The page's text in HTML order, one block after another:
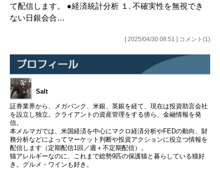
て配信します。 ●経済統計分析 １. 不確実性を無視でき
ない日銀会合…
[ 2025/04/30 08:51 ] コメント(1)
Salt
証券業界から、メガバンク、米銀、英銀を経て、現在は投資助言会社
を設立し独立。クライアントの資産管理をする傍ら、金融情報を発
信。
本メルマガでは、米国経済を中心にマクロ経済分析やFEDの動向、財
務分析などによってマーケット判断や投資アクションに役立つ情報を
配信します（定期配信1回／週＋不定期配信）。
猫アレルギーなのに、これまで総勢9匹の保護猫と暮らしている猫好
き。グルメ・ワインも好き。